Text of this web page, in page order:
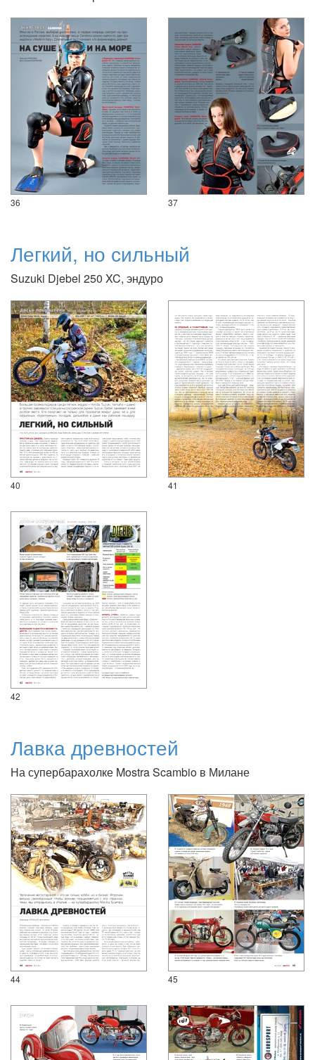
36 37
Легкий, но сильный
Suzuki Djebel 250 XC, эндуро
40 41
42
Лавка древностей
На супербарахолке Mostra Scambio в Милане
44 45